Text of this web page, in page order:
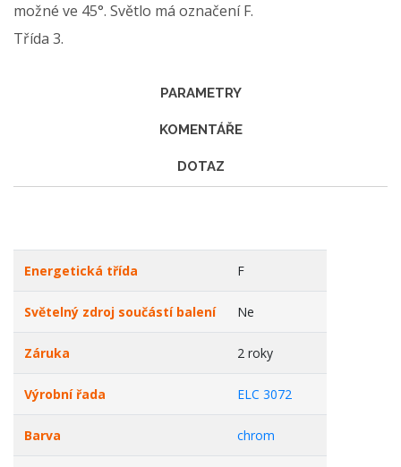
možné ve 45°. Světlo má označení F.
Třída 3.
PARAMETRY
KOMENTÁŘE
DOTAZ
Energetická třída F
Světelný zdroj součástí balení Ne
Záruka 2 roky
Výrobní řada ELC 3072
Barva chrom